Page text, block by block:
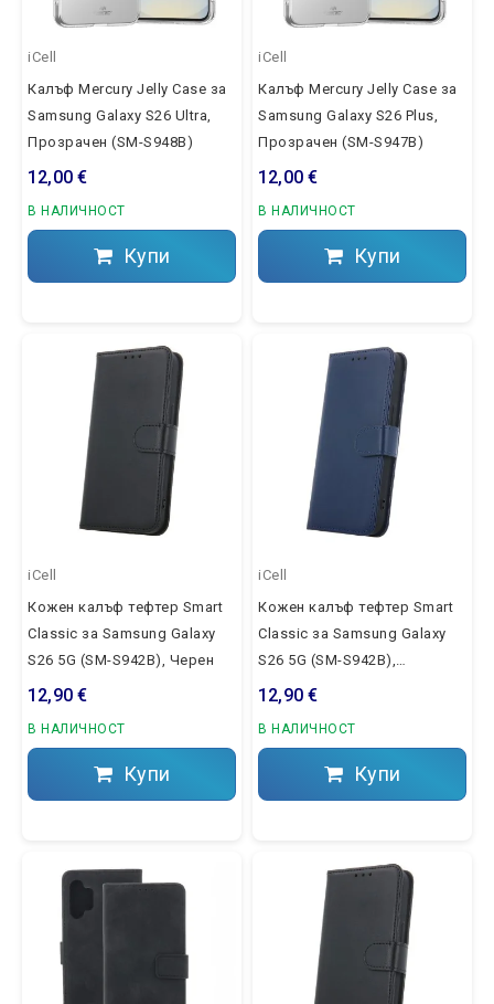
iCell
Калъф Mercury Jelly Case за
Samsung Galaxy S26 Ultra,
Прозрачен (SM-S948B)
12,00 €
В НАЛИЧНОСТ
Купи
iCell
Калъф Mercury Jelly Case за
Samsung Galaxy S26 Plus,
Прозрачен (SM-S947B)
12,00 €
В НАЛИЧНОСТ
Купи
iCell
Кожен калъф тефтер Smart
Classic за Samsung Galaxy
S26 5G (SM-S942B), Черен
12,90 €
В НАЛИЧНОСТ
Купи
iCell
Кожен калъф тефтер Smart
Classic за Samsung Galaxy
S26 5G (SM-S942B),
Тъмносин
12,90 €
В НАЛИЧНОСТ
Купи